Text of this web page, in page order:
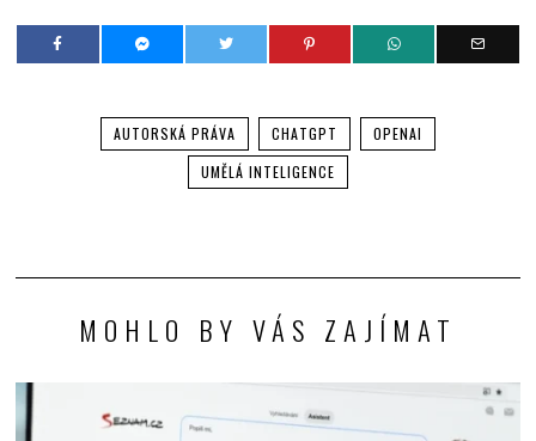
AUTORSKÁ PRÁVA CHATGPT
OPENAI
UMĚLÁ INTELIGENCE
MOHLO BY VÁS ZAJÍMAT